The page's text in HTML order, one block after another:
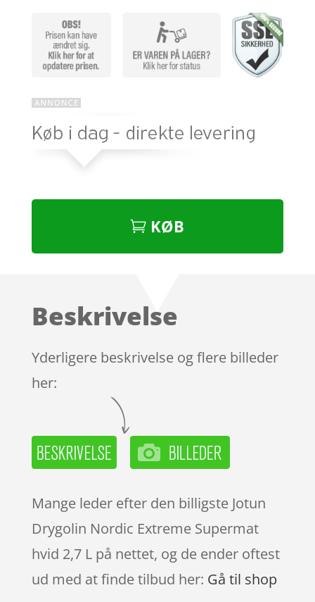
KØB
Beskrivelse
Yderligere beskrivelse og flere billeder
her:
Mange leder efter den billigste Jotun
Drygolin Nordic Extreme Supermat
hvid 2,7 L på nettet, og de ender oftest
ud med at finde tilbud her: Gå til shop